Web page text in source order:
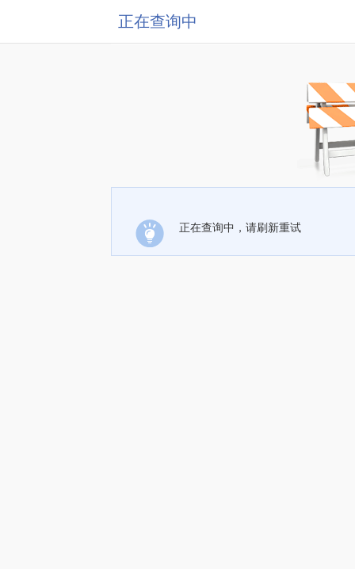
正在查询中
正在查询中，请刷新重试